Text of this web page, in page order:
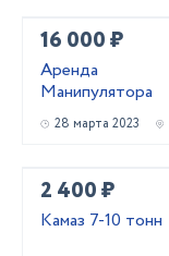
16 000 ₽
Аренда
Манипулятора
28 марта 2023
2 400 ₽
Камаз 7-10 тонн